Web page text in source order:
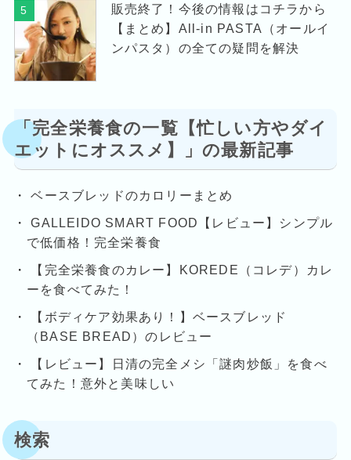
5
販売終了！今後の情報はコチラから
【まとめ】All-in PASTA（オールイ
ンパスタ）の全ての疑問を解決
「完全栄養食の一覧【忙しい方やダイ
エットにオススメ】」の最新記事
ベースブレッドのカロリーまとめ
GALLEIDO SMART FOOD【レビュー】シンプル
で低価格！完全栄養食
【完全栄養食のカレー】KOREDE（コレデ）カレ
ーを食べてみた！
【ボディケア効果あり！】ベースブレッド
（BASE BREAD）のレビュー
【レビュー】日清の完全メシ「謎肉炒飯」を食べ
てみた！意外と美味しい
検索